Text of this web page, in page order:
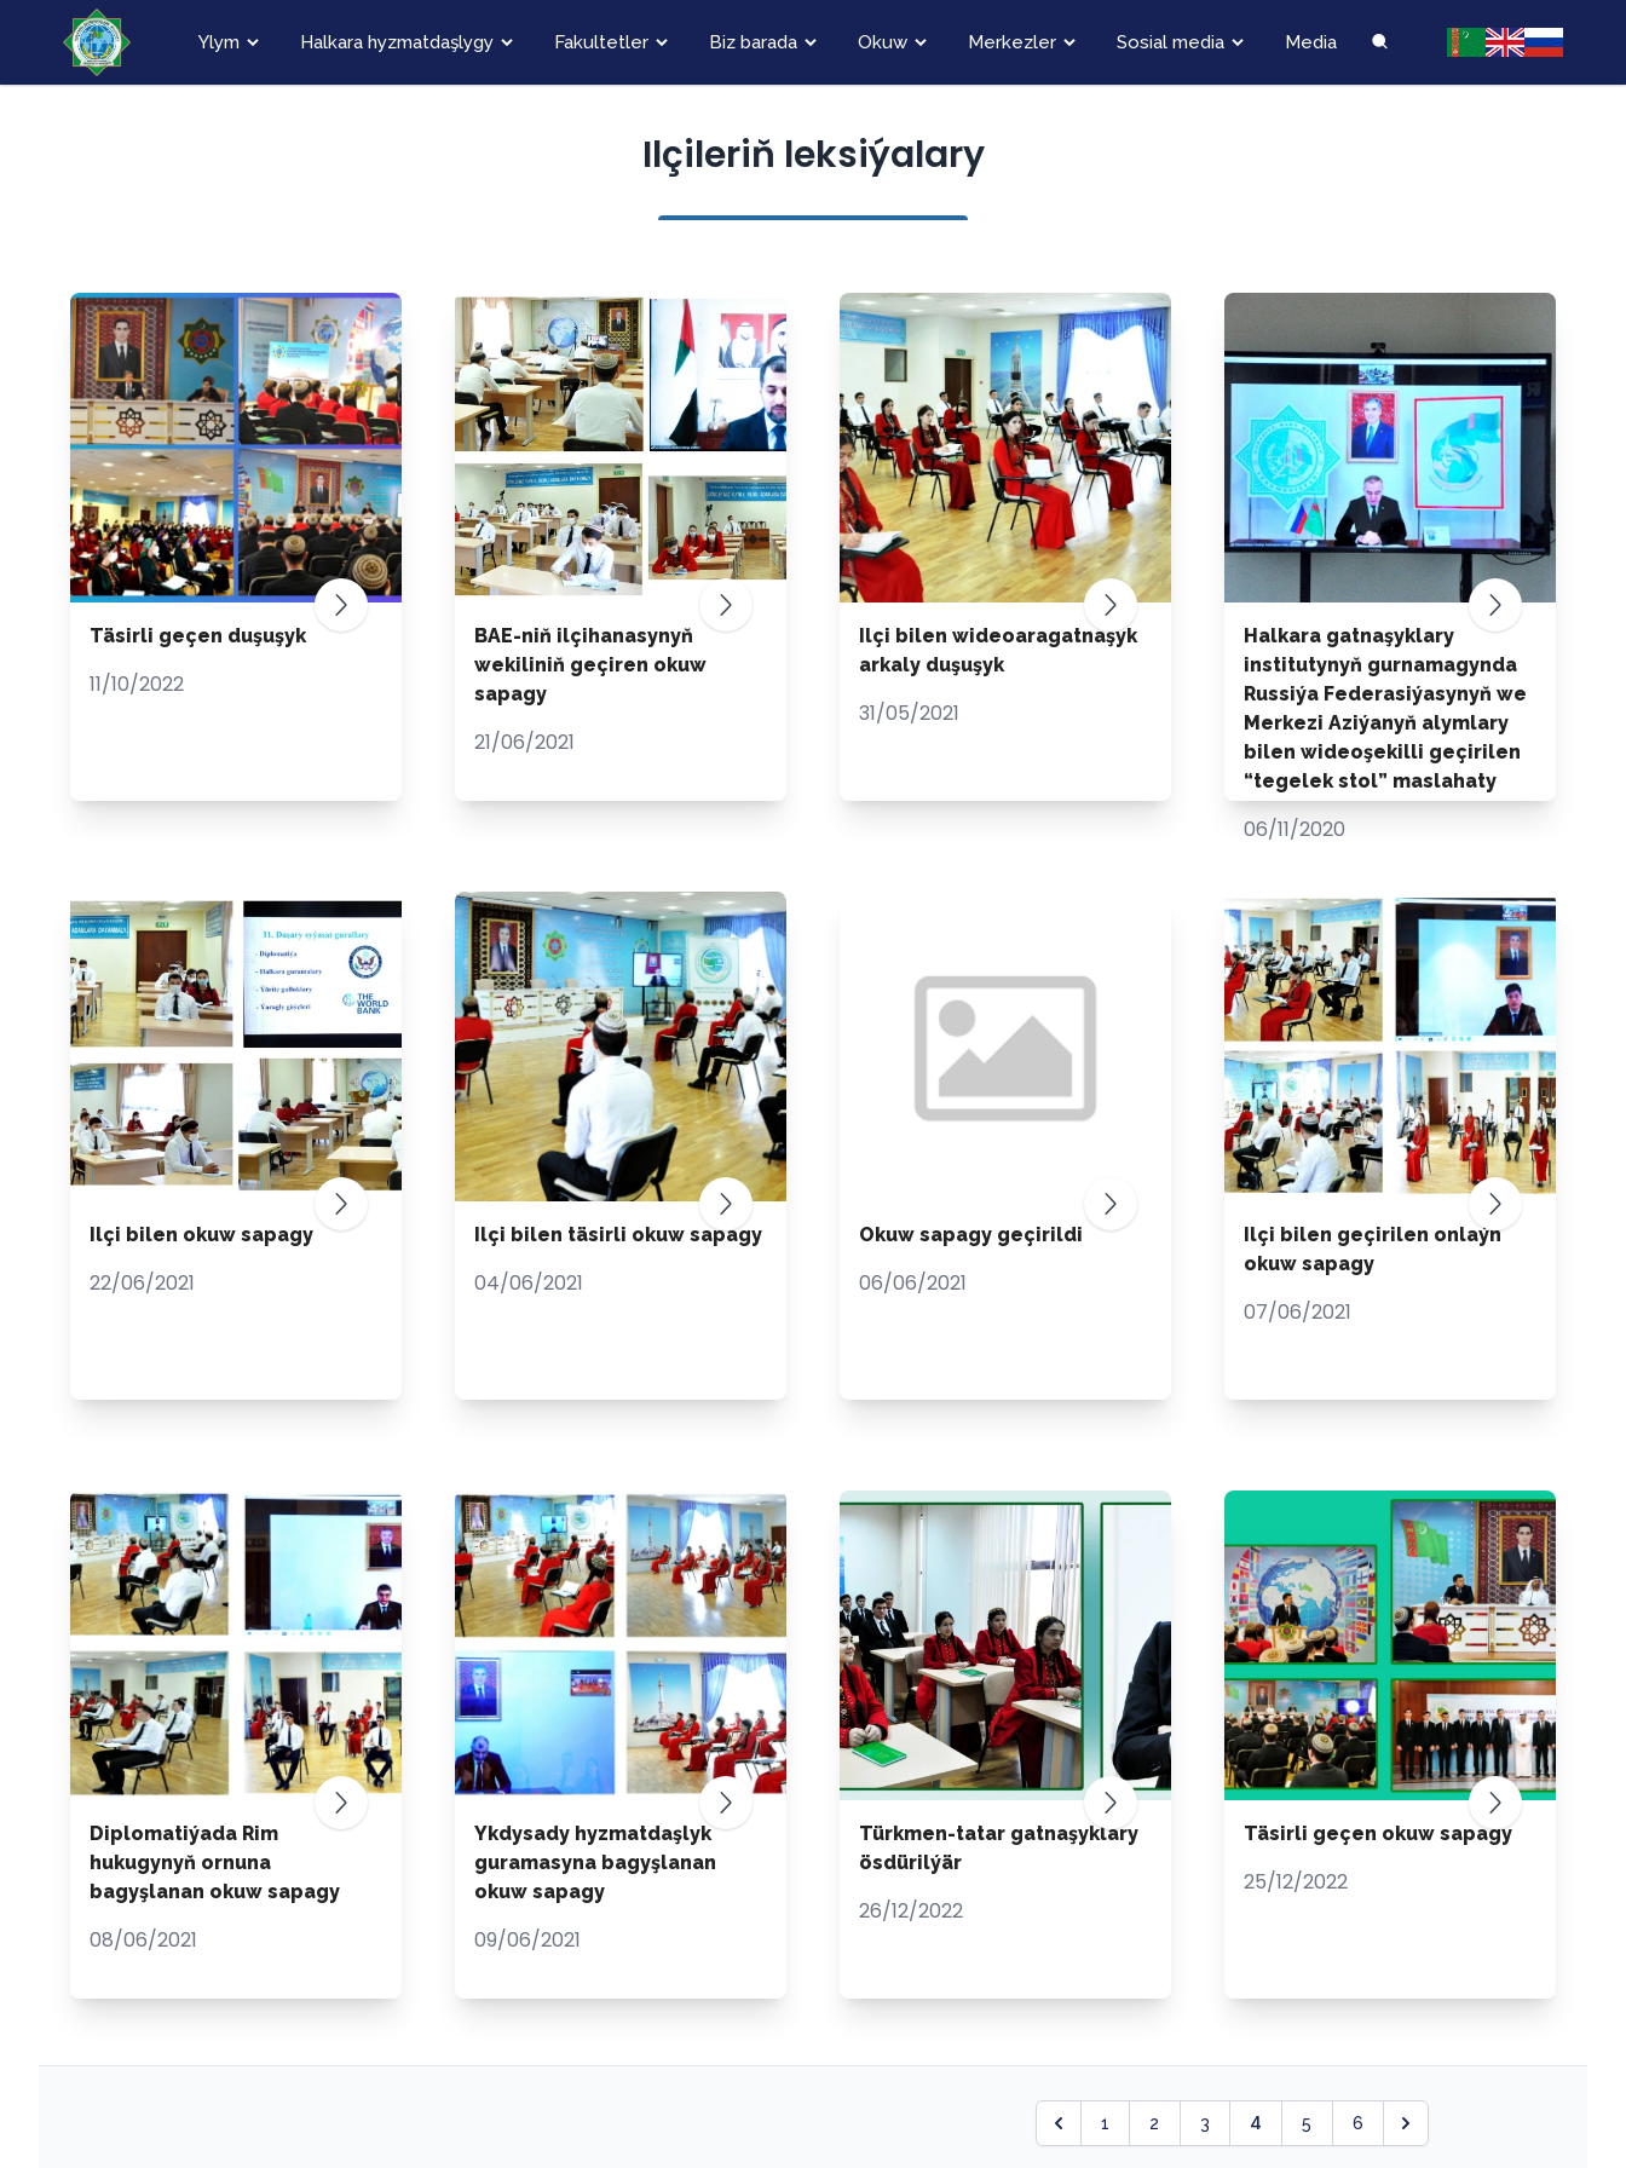
Ylym Halkara hyzmatdaşlygy Fakultetler Biz barada Okuw Merkezler Sosial media Media
Ilçileriň leksiýalary
Täsirli geçen duşuşyk
11/10/2022
BAE-niň ilçihanasynyň
wekiliniň geçiren okuw
sapagy
21/06/2021
Ilçi bilen wideoaragatnaşyk
arkaly duşuşyk
31/05/2021
Halkara gatnaşyklary
institutynyň gurnamagynda
Russiýa Federasiýasynyň we
Merkezi Aziýanyň alymlary
bilen wideoşekilli geçirilen
“tegelek stol” maslahaty
06/11/2020
Ilçi bilen okuw sapagy
22/06/2021
Ilçi bilen täsirli okuw sapagy
04/06/2021
Okuw sapagy geçirildi
06/06/2021
Ilçi bilen geçirilen onlaýn
okuw sapagy
07/06/2021
Diplomatiýada Rim
hukugynyň ornuna
bagyşlanan okuw sapagy
08/06/2021
Ykdysady hyzmatdaşlyk
guramasyna bagyşlanan
okuw sapagy
09/06/2021
Türkmen-tatar gatnaşyklary
ösdürilýär
26/12/2022
Täsirli geçen okuw sapagy
25/12/2022
1 2 3 4 5 6